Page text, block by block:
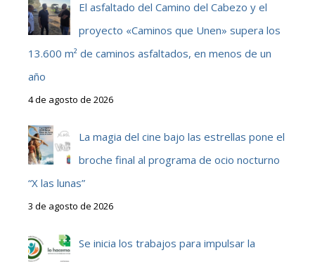
El asfaltado del Camino del Cabezo y el
proyecto «Caminos que Unen» supera los
13.600 m² de caminos asfaltados, en menos de un
año
4 de agosto de 2026
La magia del cine bajo las estrellas pone el
broche final al programa de ocio nocturno
“X las lunas”
3 de agosto de 2026
Se inicia los trabajos para impulsar la